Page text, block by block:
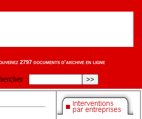
2797 documents d'archive en ligne
: